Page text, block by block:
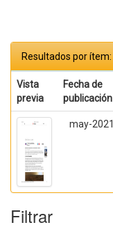
Resultados por ítem:
Vista
previa
Fecha de
publicación
may-2021
Filtrar